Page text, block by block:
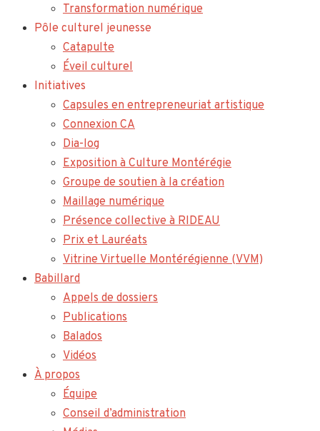
Transformation numérique
Pôle culturel jeunesse
Catapulte
Éveil culturel
Initiatives
Capsules en entrepreneuriat artistique
Connexion CA
Dia-log
Exposition à Culture Montérégie
Groupe de soutien à la création
Maillage numérique
Présence collective à RIDEAU
Prix et Lauréats
Vitrine Virtuelle Montérégienne (VVM)
Babillard
Appels de dossiers
Publications
Balados
Vidéos
À propos
Équipe
Conseil d’administration